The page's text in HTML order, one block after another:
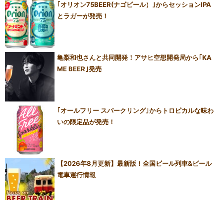
｢オリオン75BEER(ナゴビール）｣からセッションIPA
とラガーが発売！
亀梨和也さんと共同開発！アサヒ空想開発局から｢KA
ME BEER｣発売
｢オールフリー スパークリング｣からトロピカルな味わ
いの限定品が発売！
【2026年8月更新】最新版！全国ビール列車&ビール
電車運行情報